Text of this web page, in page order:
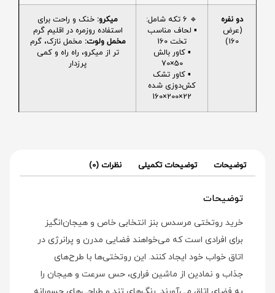
دو نفره
(عرض
160)
🔹 6 تکه شامل:
▪️ لحاف مناسب
تخت 160
▪️ کاور بالش
50×70
▪️ کاور تشک
کش‌دوزی شده
22×200×160
میکرو: خنک و راحت برای
استفاده روزمره در اقلیم گرم
مخمل ولوت: مخمل نازک، گرم
تر از میکرو، راه راه و کمی
پرزدار
توضیحات توضیحات تکمیلی نظرات (0)
توضیحات
خرید روتختی مرسدس بنز انتخابی خاص و هیجان‌انگیز
برای افرادی است که می‌خواهند فضایی مدرن و پرانرژی در
اتاق خواب خود ایجاد کنند. این روتختی‌ها با طرح‌های
جذاب و نمادین از ماشین فراری، حس سرعت و هیجان را